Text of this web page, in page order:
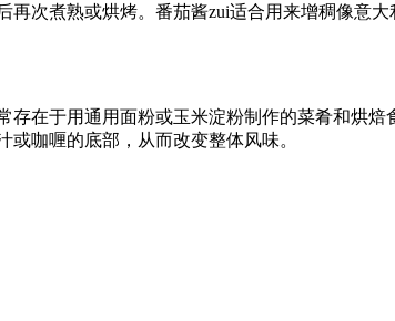
次煮熟或烘烤。番茄酱zui适合用来增稠像意
在于用通用面粉或玉米淀粉制作的菜肴和烘
咖喱的底部，从而改变整体风味。